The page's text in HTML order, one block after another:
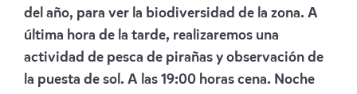
del año, para ver la biodiversidad de la zona. A
última hora de la tarde, realizaremos una
actividad de pesca de pirañas y observación de
la puesta de sol. A las 19:00 horas cena. Noche